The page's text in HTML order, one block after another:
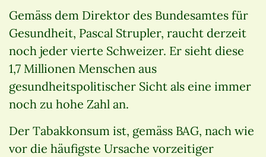
Gemäss dem Direktor des Bundesamtes für
Gesundheit, Pascal Strupler, raucht derzeit
noch jeder vierte Schweizer. Er sieht diese
1,7 Millionen Menschen aus
gesundheitspolitischer Sicht als eine immer
noch zu hohe Zahl an.
Der Tabakkonsum ist, gemäss BAG, nach wie
vor die häufigste Ursache vorzeitiger